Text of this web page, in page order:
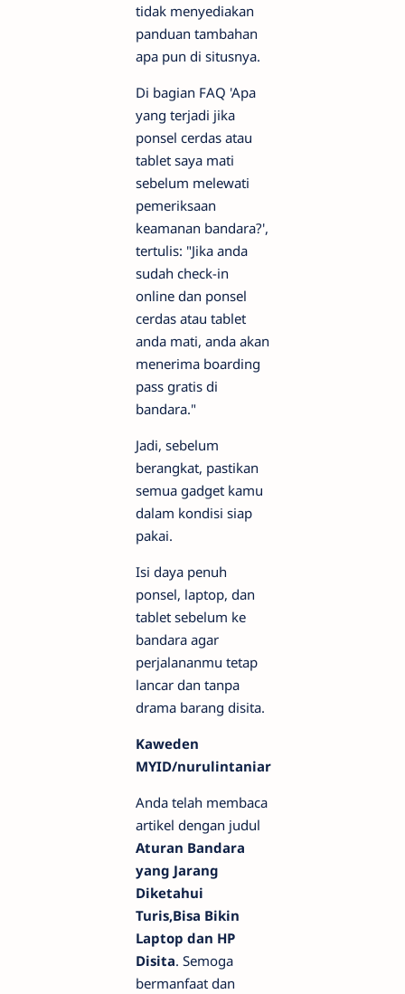
tidak menyediakan
panduan tambahan
apa pun di situsnya.
Di bagian FAQ 'Apa
yang terjadi jika
ponsel cerdas atau
tablet saya mati
sebelum melewati
pemeriksaan
keamanan bandara?',
tertulis: "Jika anda
sudah check-in
online dan ponsel
cerdas atau tablet
anda mati, anda akan
menerima boarding
pass gratis di
bandara."
Jadi, sebelum
berangkat, pastikan
semua gadget kamu
dalam kondisi siap
pakai.
Isi daya penuh
ponsel, laptop, dan
tablet sebelum ke
bandara agar
perjalananmu tetap
lancar dan tanpa
drama barang disita.
Kaweden
MYID/nurulintaniar
Anda telah membaca
artikel dengan judul
Aturan Bandara
yang Jarang
Diketahui
Turis,Bisa Bikin
Laptop dan HP
Disita. Semoga
bermanfaat dan